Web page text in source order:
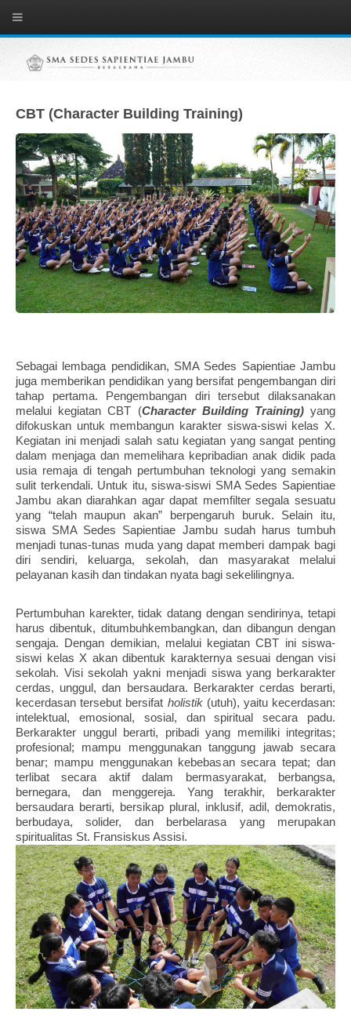
CBT (Character Building Training)
Sebagai lembaga pendidikan, SMA Sedes Sapientiae Jambu
juga memberikan pendidikan yang bersifat pengembangan diri
tahap pertama. Pengembangan diri tersebut dilaksanakan
melalui kegiatan CBT (Character Building Training)yang
difokuskan untuk membangun karakter siswa-siswi kelas X.
Kegiatan ini menjadi salah satu kegiatan yang sangat penting
dalam menjaga dan memelihara kepribadian anak didik pada
usia remaja di tengah pertumbuhan teknologi yang semakin
sulit terkendali. Untuk itu, siswa-siswi SMA Sedes Sapientiae
Jambu akan diarahkan agar dapat memfilter segala sesuatu
yang “telah maupun akan” berpengaruh buruk. Selain itu,
siswa SMA Sedes Sapientiae Jambu sudah harus tumbuh
menjadi tunas-tunas muda yang dapat memberi dampak bagi
diri sendiri, keluarga, sekolah, dan masyarakat melalui
pelayanan kasih dan tindakan nyata bagi sekelilingnya.
Pertumbuhan karekter, tidak datang dengan sendirinya, tetapi
harus dibentuk, ditumbuhkembangkan, dan dibangun dengan
sengaja. Dengan demikian, melalui kegiatan CBT ini siswa-
siswi kelas X akan dibentuk karakternya sesuai dengan visi
sekolah. Visi sekolah yakni menjadi siswa yang berkarakter
cerdas, unggul, dan bersaudara. Berkarakter cerdas berarti,
kecerdasan tersebut bersifat holistik (utuh), yaitu kecerdasan:
intelektual, emosional, sosial, dan spiritual secara padu.
Berkarakter unggul berarti, pribadi yang memiliki integritas;
profesional; mampu menggunakan tanggung jawab secara
benar; mampu menggunakan kebebasan secara tepat; dan
terlibat secara aktif dalam bermasyarakat, berbangsa,
bernegara, dan menggereja. Yang terakhir, berkarakter
bersaudara berarti, bersikap plural, inklusif, adil, demokratis,
berbudaya, solider, dan berbelarasa yang merupakan
spiritualitas St. Fransiskus Assisi.